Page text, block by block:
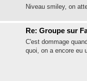
Niveau smiley, on
Re: Groupe sur
C'est dommage
quoi, on a encore eu